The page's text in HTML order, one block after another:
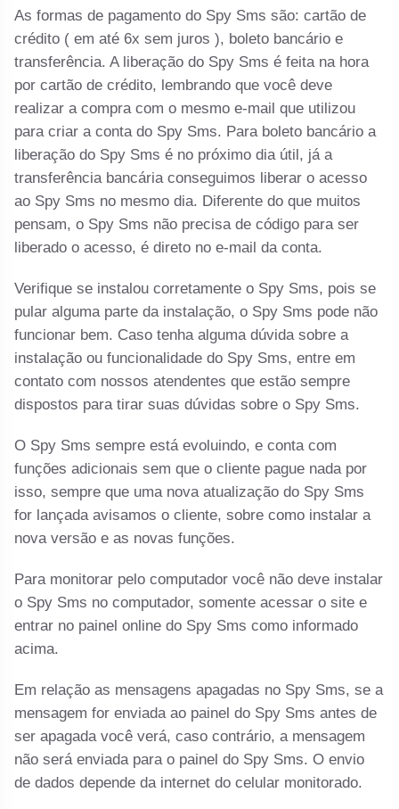
As formas de pagamento do Spy Sms são: cartão de
crédito ( em até 6x sem juros ), boleto bancário e
transferência. A liberação do Spy Sms é feita na hora
por cartão de crédito, lembrando que você deve
realizar a compra com o mesmo e-mail que utilizou
para criar a conta do Spy Sms. Para boleto bancário a
liberação do Spy Sms é no próximo dia útil, já a
transferência bancária conseguimos liberar o acesso
ao Spy Sms no mesmo dia. Diferente do que muitos
pensam, o Spy Sms não precisa de código para ser
liberado o acesso, é direto no e-mail da conta.
Verifique se instalou corretamente o Spy Sms, pois se
pular alguma parte da instalação, o Spy Sms pode não
funcionar bem. Caso tenha alguma dúvida sobre a
instalação ou funcionalidade do Spy Sms, entre em
contato com nossos atendentes que estão sempre
dispostos para tirar suas dúvidas sobre o Spy Sms.
O Spy Sms sempre está evoluindo, e conta com
funções adicionais sem que o cliente pague nada por
isso, sempre que uma nova atualização do Spy Sms
for lançada avisamos o cliente, sobre como instalar a
nova versão e as novas funções.
Para monitorar pelo computador você não deve instalar
o Spy Sms no computador, somente acessar o site e
entrar no painel online do Spy Sms como informado
acima.
Em relação as mensagens apagadas no Spy Sms, se a
mensagem for enviada ao painel do Spy Sms antes de
ser apagada você verá, caso contrário, a mensagem
não será enviada para o painel do Spy Sms. O envio
de dados depende da internet do celular monitorado.